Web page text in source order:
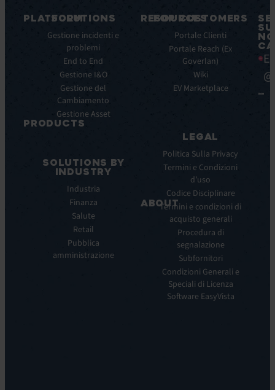
PLATFORM
Caratteristiche
principali
principali
Integrazioni
PRODUCTS
Service
Manager
Experience
Monitoring:
SOLUTIONS
Gestione incidenti e
problemi
End to End
Gestione I&O
Gestione del
Cambiamento
Gestione Asset
SOLUTIONS BY
INDUSTRY
Industria
Finanza
Salute
Retail
Pubblica
amministrazione
RESOURCES
Ebook
Whitepaper
Study
Comunicati
stampa
ABOUT
visione
nostra
FOR CUSTOMERS
Portale Clienti
Portale Reach (Ex
Goverlan)
Wiki
EV Marketplace
LEGAL
Politica Sulla Privacy
Termini e Condizioni
d’uso
Codice Disciplinare
Termini e condizioni di
acquisto generali
Procedura di
segnalazione
Subfornitori
Condizioni Generali e
Speciali di Licenza
Software EasyVista